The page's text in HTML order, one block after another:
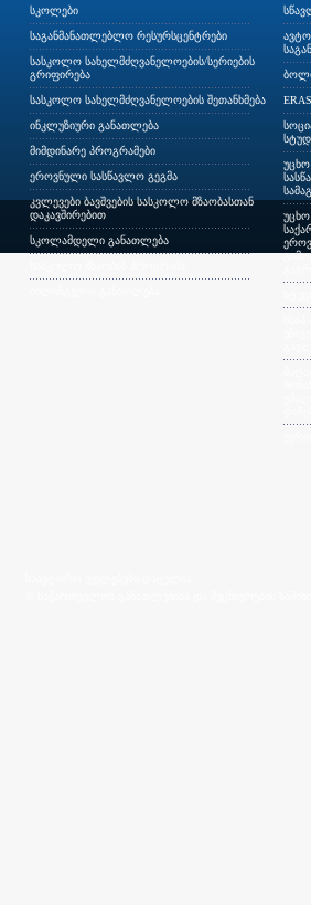
სკოლები
საგანმანათლებლო რესურსცენტრები
სასკოლო სახელმძღვანელოების/სერიების
გრიფირება
სასკოლო სახელმძღვანელოების შეთანხმება
ინკლუზიური განათლება
მიმდინარე პროგრამები
ეროვნული სასწავლო გეგმა
კვლევები ბავშვების სასკოლო მზაობასთან
დაკავშირებით
სკოლამდელი განათლება
უცხო